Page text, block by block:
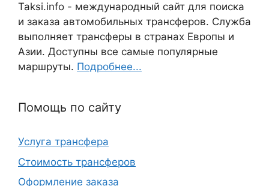
Taksi.info - международный сайт для поиска
и заказа автомобильных трансферов. Служба
выполняет трансферы в странах Европы и
Азии. Доступны все самые популярные
маршруты. Подробнее...
Помощь по сайту
Услуга трансфера
Стоимость трансферов
Оформление заказа